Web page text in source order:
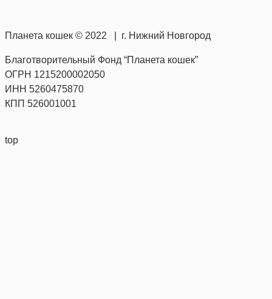
Планета кошек © 2022 | г. Нижний Новгород
Благотворительный Фонд “Планета кошек”
ОГРН 1215200002050
ИНН 5260475870
КПП 526001001
top